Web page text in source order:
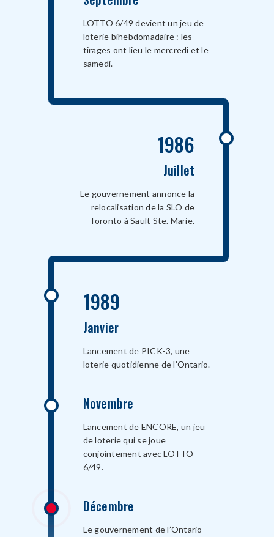
LOTTO 6/49 devient un jeu de
loterie bihebdomadaire : les
tirages ont lieu le mercredi et le
samedi.
1986
Juillet
Le gouvernement annonce la
relocalisation de la SLO de
Toronto à Sault Ste. Marie.
1989
Janvier
Lancement de PICK-3, une
loterie quotidienne de l’Ontario.
Novembre
Lancement de ENCORE, un jeu
de loterie qui se joue
conjointement avec LOTTO
6/49.
Décembre
Le gouvernement de l’Ontario